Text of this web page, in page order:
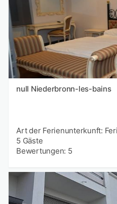
null Niederbronn-les-bains
Art der Ferienunterkunft:
5 Gäste
Bewertungen: 5